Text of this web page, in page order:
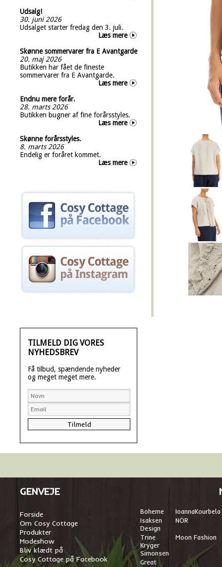
Udsalg!
30. juni 2026
Udsalget starter fredag den 3. juli.
Læs mere
Skønne sommervarer fra E Avantgarde
20. maj 2026
Butikken har fået de fineste
sommervarer fra E Avantgarde.
Læs mere
Endnu mere forår.
28. marts 2026
Butikken bugner af fine forårsstyles.
Læs mere
Skønne forårsstyles.
8. marts 2026
Endelig er foråret kommet.
Læs mere
TILMELD DIG VORES
NYHEDSBREV
Få tilbud, spændende nyheder
og meget meget mere.
GENVEJE
Forside
Om Cosy Cottage
Produkter
Modeshow
Bliv klædt på
Cosy Cottage på Facebook
Boheme IoannaKourbela
Isaksen
Design
NÖR
Trine
Kryger
Simonsen
Moon Fashion
Great